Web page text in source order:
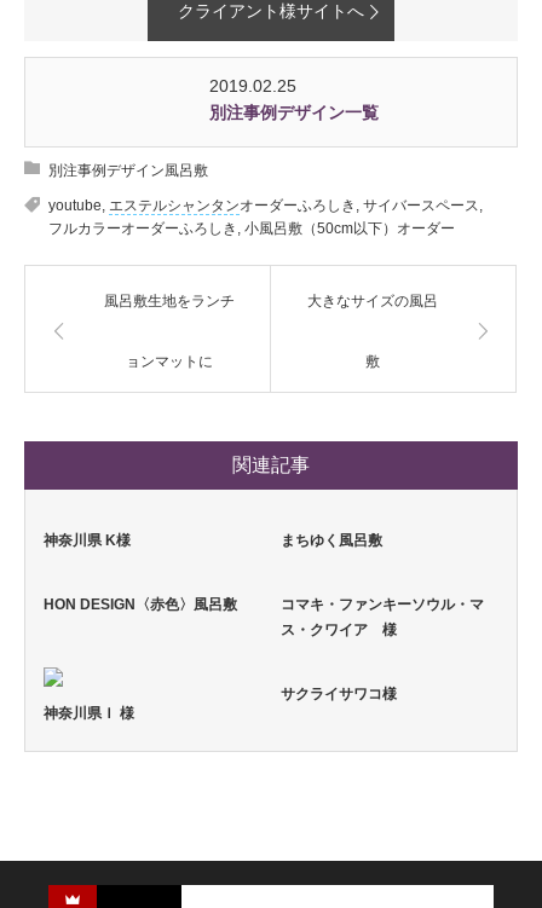
クライアント様サイトへ
2019.02.25
別注事例デザイン一覧
別注事例デザイン風呂敷
youtube, エステルシャンタンオーダーふろしき , サイバースペース,
フルカラーオーダーふろしき , 小風呂敷（50cm以下）オーダー
風呂敷生地をランチ
ョンマットに
大きなサイズの風呂
敷
関連記事
神奈川県 K様 まちゆく風呂敷
HON DESIGN〈赤色〉風呂敷
コマキ・ファンキーソウル・マ
ス・クワイア 様
神奈川県Ｉ 様
サクライサワコ様